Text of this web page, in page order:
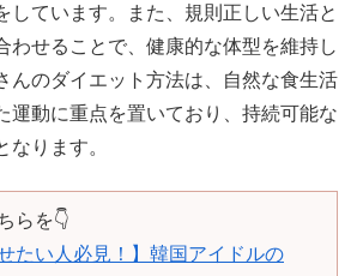
しています。また、規則正しい生活と
わせることで、健康的な体型を維持し
んのダイエット方法は、自然な食生活
運動に重点を置いており、持続可能な
なります。
らを👇
たい人必見！】韓国アイドルの